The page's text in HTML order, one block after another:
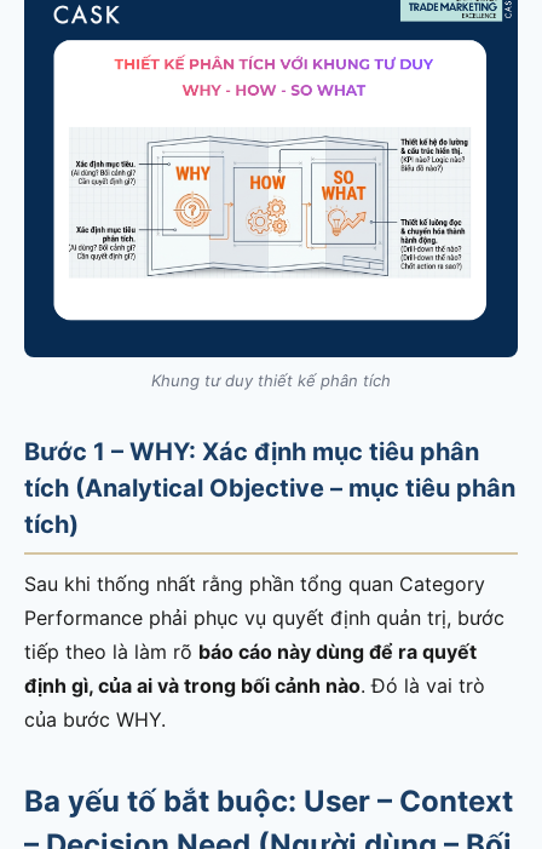
Khung tư duy thiết kế phân tích
Bước 1 – WHY: Xác định mục tiêu phân
tích (Analytical Objective – mục tiêu phân
tích)
Sau khi thống nhất rằng phần tổng quan Category
Performance phải phục vụ quyết định quản trị, bước
tiếp theo là làm rõ báo cáo này dùng để ra quyết
định gì, của ai và trong bối cảnh nào. Đó là vai trò
của bước WHY.
Ba yếu tố bắt buộc: User – Context